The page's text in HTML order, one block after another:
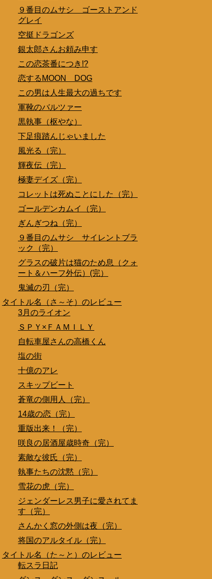
９番目のムサシ ゴーストアンド
グレイ
空挺ドラゴンズ
銀太郎さんお頼み申す
この恋茶番につき!?
恋するMOON DOG
この男は人生最大の過ちです
軍靴のバルツァー
黒執事（枢やな）
下足痕踏んじゃいました
風光る（完）
輝夜伝（完）
極妻デイズ（完）
コレットは死ぬことにした（完）
ゴールデンカムイ（完）
ぎんぎつね（完）
９番目のムサシ サイレントブラ
ック（完）
グラスの破片は猫のため息（クォ
ート＆ハーフ外伝）(完）
鬼滅の刃（完）
タイトル名（さ～そ）のレビュー
3月のライオン
ＳＰＹ×ＦＡＭＩＬＹ
自転車屋さんの高橋くん
塩の街
十億のアレ
スキップビート
蒼竜の側用人（完）
14歳の恋（完）
重版出来！（完）
咲良の居酒屋歳時奇（完）
素敵な彼氏（完）
執事たちの沈黙（完）
雪花の虎（完）
ジェンダーレス男子に愛されてま
す（完）
さんかく窓の外側は夜（完）
将国のアルタイル（完）
タイトル名（た～と）のレビュー
転スラ日記